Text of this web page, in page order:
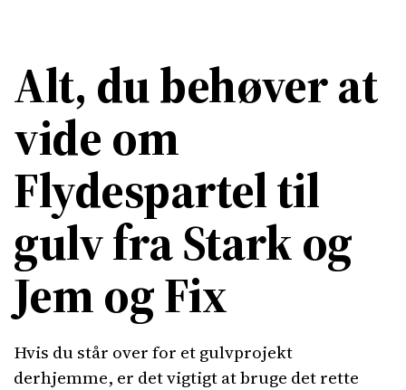
Alt, du behøver at
vide om
Flydespartel til
gulv fra Stark og
Jem og Fix
Hvis du står over for et gulvprojekt
derhjemme, er det vigtigt at bruge det rette